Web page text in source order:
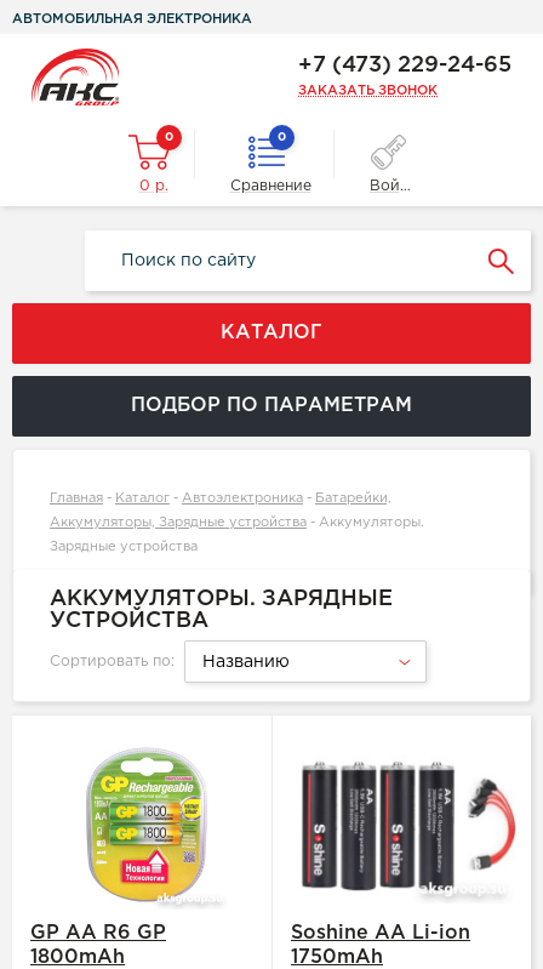
АВТОМОБИЛЬНАЯ ЭЛЕКТРОНИКА
+7 (473) 229-24-65
ЗАКАЗАТЬ ЗВОНОК
0
0 р.
0
Сравнение Войти
КАТАЛОГ
ПОДБОР ПО ПАРАМЕТРАМ
Главная - Каталог - Автоэлектроника - Батарейки,
Аккумуляторы, Зарядные устройства - Аккумуляторы.
Зарядные устройства
АККУМУЛЯТОРЫ. ЗАРЯДНЫЕ
УСТРОЙСТВА
Сортировать по: Названию
GP АА R6 GP
1800mAh
Soshine АА Li-ion
1750mAh